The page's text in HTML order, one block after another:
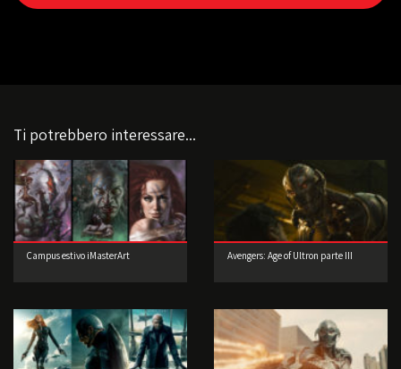
Ti potrebbero interessare...
Campus estivo iMasterArt Avengers: Age of Ultron parte III